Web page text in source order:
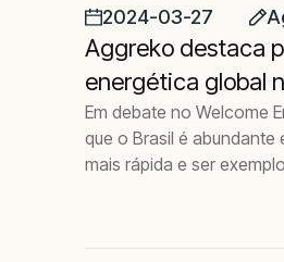
2024-03-27
Aggreko destaca
energética global
Em debate no Welcome
que o Brasil é
mais rápida e ser